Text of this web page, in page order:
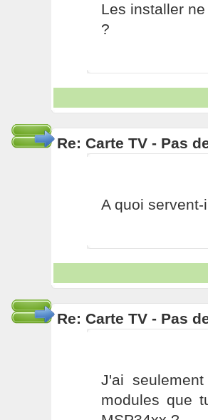
Les installer
?
Re: Carte TV - Pas
A quoi servent-
Re: Carte TV - Pas
J'ai
modules que